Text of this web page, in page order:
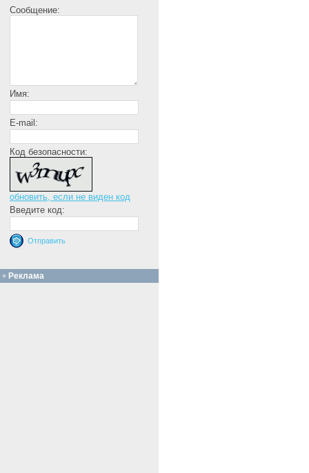
Сообщение:
Имя:
E-mail:
Код безопасности:
обновить, если не виден код
Введите код:
Реклама